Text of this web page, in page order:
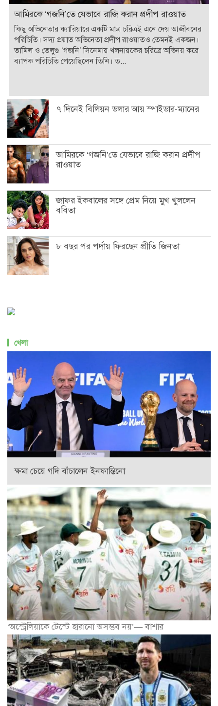
আমিরকে ‘গজনি’তে যেভাবে রাজি করান প্রদীপ রাওয়াত
কিছু অভিনেতার ক্যারিয়ারে একটি মাত্র চরিত্রই এনে দেয় আজীবনের
পরিচিতি। সদ্য প্রয়াত অভিনেতা প্রদীপ রাওয়াতও তেমনই একজন।
তামিল ও তেলুগু ‘গজনি’ সিনেমায় খলনায়কের চরিত্রে অভিনয় করে
ব্যাপক পরিচিতি পেয়েছিলেন তিনি। ত...
৭ দিনেই বিলিয়ন ডলার আয় স্পাইডার-ম্যানের
আমিরকে ‘গজনি’তে যেভাবে রাজি করান প্রদীপ
রাওয়াত
জাফর ইকবালের সঙ্গে প্রেম নিয়ে মুখ খুললেন
ববিতা
৮ বছর পর পর্দায় ফিরছেন প্রীতি জিনতা
খেলা
ক্ষমা চেয়ে গদি বাঁচালেন ইনফান্তিনো
‘অস্ট্রেলিয়াকে টেস্টে হারানো অসম্ভব নয়’— বাশার